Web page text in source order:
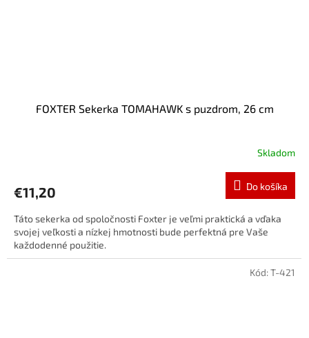
FOXTER Sekerka TOMAHAWK s puzdrom, 26 cm
Skladom
€11,20 Do košíka
Táto sekerka od spoločnosti Foxter je veľmi praktická a vďaka
svojej veľkosti a nízkej hmotnosti bude perfektná pre Vaše
každodenné použitie.
Kód:T-421